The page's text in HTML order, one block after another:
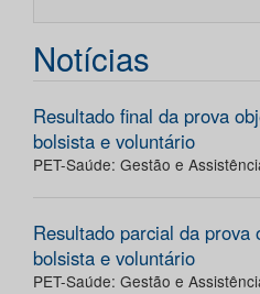
Notícias
Resultado final da prova
bolsista e voluntário
PET-Saúde: Gestão e
Resultado parcial da prova
bolsista e voluntário
PET-Saúde: Gestão e